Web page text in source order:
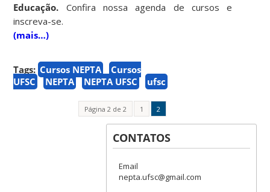
Educação. Confira nossa agenda de cursos e
inscreva-se.
(mais…)
Tags: Cursos NEPTA
Cursos
UFSC
NEPTA NEPTA UFSC ufsc
Página 2 de 2 1 2
CONTATOS
Email
nepta.ufsc@gmail.com